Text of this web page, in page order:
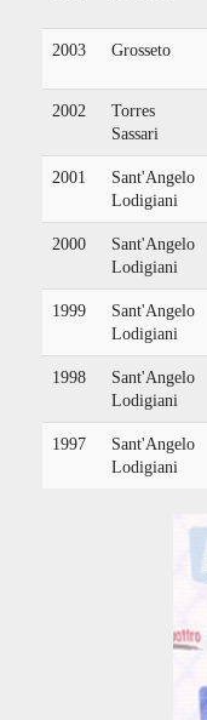
2003 Grosseto
2002
Torres
Sassari
2001
Sant'Angelo
Lodigiani
2000
Sant'Angelo
Lodigiani
1999
Sant'Angelo
Lodigiani
1998
Sant'Angelo
Lodigiani
1997
Sant'Angelo
Lodigiani